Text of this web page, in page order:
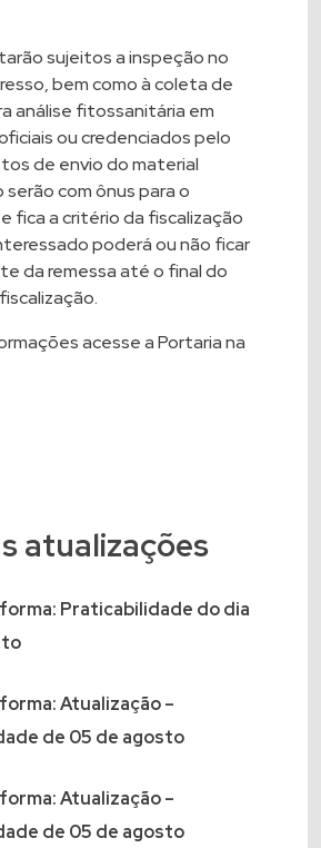
sujeitos a inspeção no
bem como à coleta de
análise fitossanitária em
ou credenciados pelo
de envio do material
com ônus para o
fica a critério da fiscalização
poderá ou não ficar
da remessa até o final do
acesse aPortaria na
atualizações
Praticabilidade do dia
Atualização –
de 05 de agosto
Atualização –
de 05 de agosto